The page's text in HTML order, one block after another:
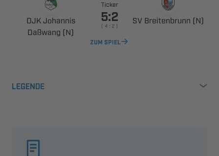
 
 
Ticker

    
  
ZUM SPIEL
LEGENDE